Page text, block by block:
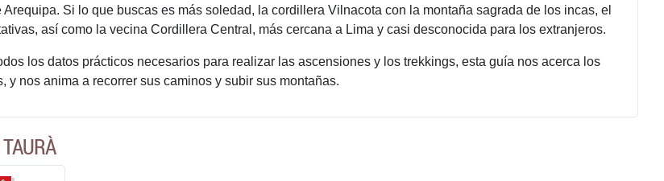
Si lo que buscas es más soledad, la cordillera Vilnacota con la montaña sagrada de los incas, el
así como la vecina Cordillera Central, más cercana a Lima y casi desconocida para los extranjeros.
los datos prácticos necesarios para realizar las ascensiones y los trekkings, esta guía nos acerca los
y nos anima a recorrer sus caminos y subir sus montañas.